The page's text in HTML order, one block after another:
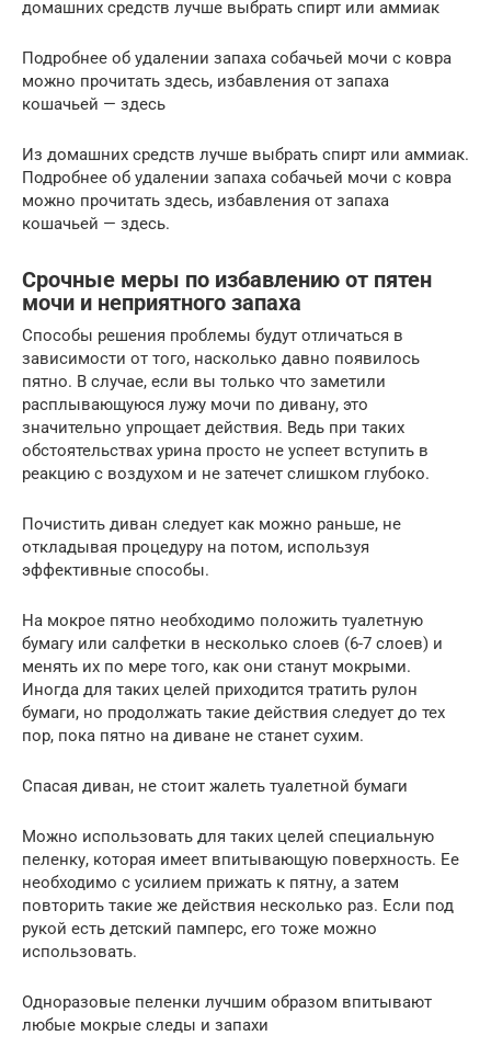
домашних средств лучше выбрать спирт или аммиак
Подробнее об удалении запаха собачьей мочи с ковра
можно прочитать здесь, избавления от запаха
кошачьей — здесь
Из домашних средств лучше выбрать спирт или аммиак.
Подробнее об удалении запаха собачьей мочи с ковра
можно прочитать здесь, избавления от запаха
кошачьей — здесь.
Срочные меры по избавлению от пятен
мочи и неприятного запаха
Способы решения проблемы будут отличаться в
зависимости от того, насколько давно появилось
пятно. В случае, если вы только что заметили
расплывающуюся лужу мочи по дивану, это
значительно упрощает действия. Ведь при таких
обстоятельствах урина просто не успеет вступить в
реакцию с воздухом и не затечет слишком глубоко.
Почистить диван следует как можно раньше, не
откладывая процедуру на потом, используя
эффективные способы.
На мокрое пятно необходимо положить туалетную
бумагу или салфетки в несколько слоев (6-7 слоев) и
менять их по мере того, как они станут мокрыми.
Иногда для таких целей приходится тратить рулон
бумаги, но продолжать такие действия следует до тех
пор, пока пятно на диване не станет сухим.
Спасая диван, не стоит жалеть туалетной бумаги
Можно использовать для таких целей специальную
пеленку, которая имеет впитывающую поверхность. Ее
необходимо с усилием прижать к пятну, а затем
повторить такие же действия несколько раз. Если под
рукой есть детский памперс, его тоже можно
использовать.
Одноразовые пеленки лучшим образом впитывают
любые мокрые следы и запахи